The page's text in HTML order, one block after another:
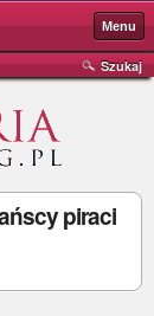
Menu
Szukaj
piraci